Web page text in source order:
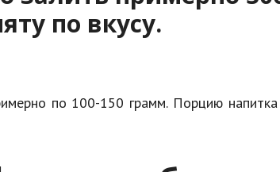
по вкусу.
по 100-150 грамм. Порцию